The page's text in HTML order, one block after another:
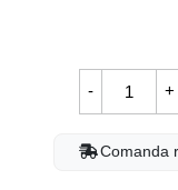
Comanda